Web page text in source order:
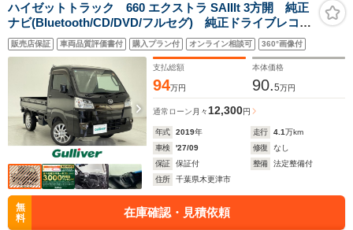
ハイゼットトラック 660 エクストラ SAIIIt 3方開 純正
ナビ(Bluetooth/CD/DVD/フルセグ) 純正ドライブレコー
ダー ETC プリクラッシュセーフティー 横滑り防止
装置 フォグランプ
販売店保証 車両品質評価書付 購入プラン付 オンライン相談可 360°画像付
支払総額
94万円
本体価格
90.5万円
通常ローン 月々 12,300円
年式 2019年 走行 4.1万km
車検
'27/09 修復
なし
保証
保証付 整備
法定整備付
住所
千葉県木更津市
無
料
在庫確認・見積依頼